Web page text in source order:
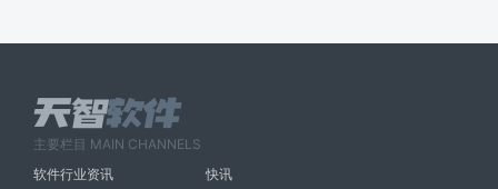
主要栏目 MAIN CHANNELS
软件行业资讯
快讯